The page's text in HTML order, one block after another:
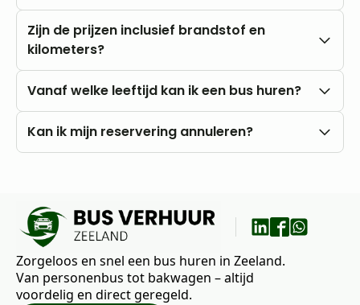
Nee, u rijdt altijd met onbeperkte kilometers.
Zijn de prijzen inclusief brandstof en
kilometers?
Onze prijzen zijn altijd inclusief btw en
eigen rekening.
Vanaf welke leeftijd kan ik een bus huren?
U kunt al vanaf 18 jaar bij ons huren, mits u in het
Kan ik mijn reservering annuleren?
ons te bespreken.
Zorgeloos en snel een bus huren in Zeeland.
Van personenbus tot bakwagen – altijd
voordelig en direct geregeld.